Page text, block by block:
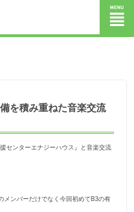
を積み重ねた音楽交流
センターエナジーハウス』と音楽交流
メンバーだけでなく今回初めてB3の有